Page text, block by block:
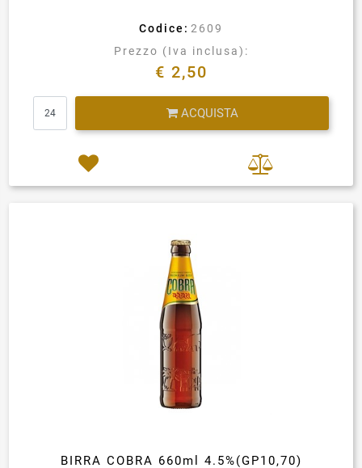
Codice: 2609
Prezzo (Iva inclusa):
€ 2,50
ACQUISTA
BIRRA COBRA 660ml 4.5%(GP10,70)